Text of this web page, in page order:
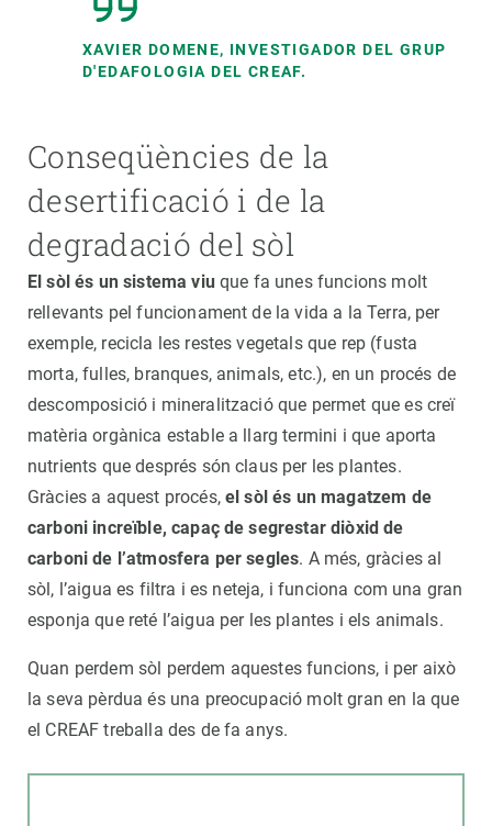
XAVIER DOMENE, INVESTIGADOR DEL GRUP
D'EDAFOLOGIA DEL CREAF.
Conseqüències de la
desertificació i de la
degradació del sòl
El sòl és un sistema viuque fa unes funcions molt
rellevants pel funcionament de la vida a la Terra, per
exemple, recicla les restes vegetals que rep (fusta
morta, fulles, branques, animals, etc.), en un procés de
descomposició i mineralització que permet que es creï
matèria orgànica estable a llarg termini i que aporta
nutrients que després són claus per les plantes.
Gràcies a aquest procés,el sòl és un magatzem de
carboni increïble, capaç de segrestar diòxid de
carboni de l’atmosfera per segles. A més, gràcies al
sòl, l’aigua es filtra i es neteja, i funciona com una gran
esponja que reté l’aigua per les plantes i els animals.
Quan perdem sòl perdem aquestes funcions, i per això
la seva pèrdua és una preocupació molt gran en la que
el CREAF treballa des de fa anys.